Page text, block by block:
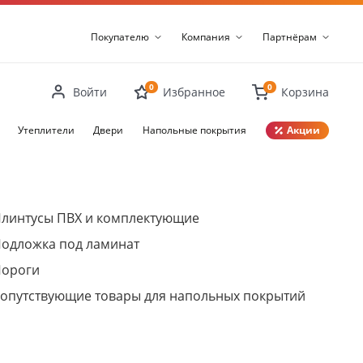
Покупателю Компания Партнёрам
Войти 0 Избранное 0 Корзина
Утеплители Двери Напольные покрытия Акции
ПВХ и комплектующие
под ламинат
товары для напольных покрытий